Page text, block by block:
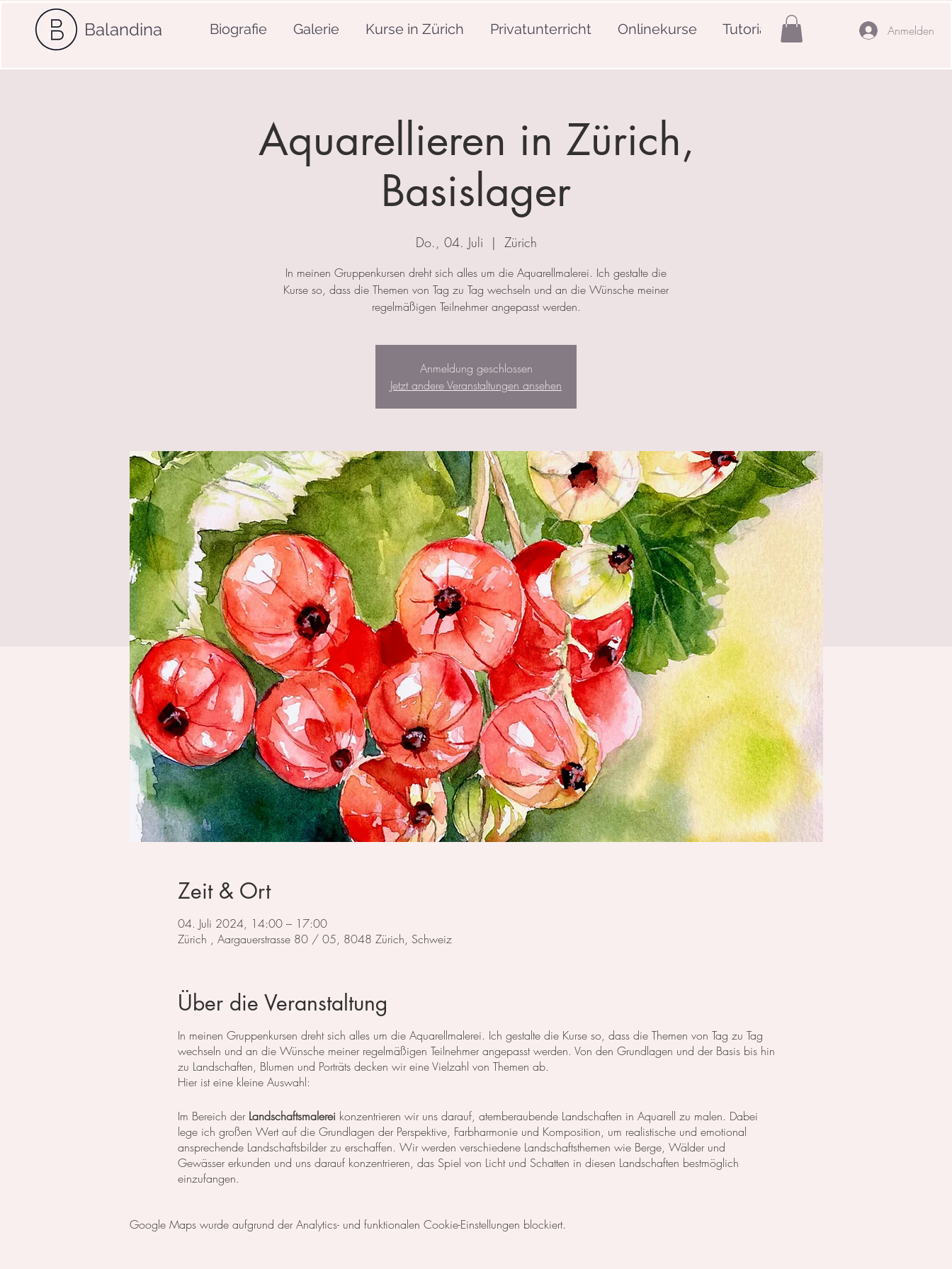
Balandina Biografie Galerie Kurse in Zürich Privatunterricht Onlinekurse Tutorials Anmelden
Aquarellieren in Zürich,
Basislager
Do., 04. Juli
  |
Zürich
In meinen Gruppenkursen dreht sich alles um die Aquarellmalerei. Ich gestalte die
Kurse so, dass die Themen von Tag zu Tag wechseln und an die Wünsche meiner
regelmäßigen Teilnehmer angepasst werden.
Anmeldung geschlossen
Jetzt andere Veranstaltungen ansehen
Zeit & Ort
04. Juli 2024, 14:00 – 17:00
Zürich , Aargauerstrasse 80 / 05, 8048 Zürich, Schweiz
Über die Veranstaltung
In meinen Gruppenkursen dreht sich alles um die Aquarellmalerei. Ich gestalte die Kurse so, dass die Themen von Tag zu Tag
wechseln und an die Wünsche meiner regelmäßigen Teilnehmer angepasst werden. Von den Grundlagen und der Basis bis hin
zu Landschaften, Blumen und Porträts decken wir eine Vielzahl von Themen ab.
Hier ist eine kleine Auswahl:
Im Bereich der Landschaftsmalereikonzentrieren wir uns darauf, atemberaubende Landschaften in Aquarell zu malen. Dabei
lege ich großen Wert auf die Grundlagen der Perspektive, Farbharmonie und Komposition, um realistische und emotional
ansprechende Landschaftsbilder zu erschaffen. Wir werden verschiedene Landschaftsthemen wie Berge, Wälder und
Gewässer erkunden und uns darauf konzentrieren, das Spiel von Licht und Schatten in diesen Landschaften bestmöglich
einzufangen.
erlernen die notwendigen Techniken, um die Details der Blüten und Blätter so realistisch wie möglich darzustellen. Außerdem
Google Maps wurde aufgrund der Analytics- und funktionalen Cookie-Einstellungen blockiert.